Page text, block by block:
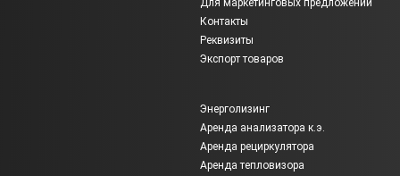
Контакты
Реквизиты
Экспорт товаров
Энерголизинг
Аренда анализатора к.э.
Аренда рециркулятора
Аренда тепловизора